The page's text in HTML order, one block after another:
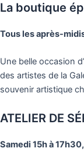
La boutique
Tous les après-
Une belle occasion
des artistes de la
souvenir artistique
ATELIER DE
Samedi 15h à